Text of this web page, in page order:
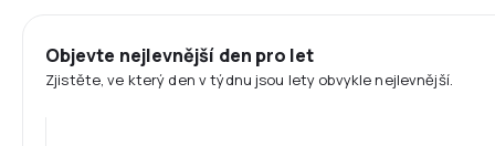
Objevte nejlevnější den pro let
Zjistěte, ve který den v týdnu jsou lety obvykle nejlevnější.